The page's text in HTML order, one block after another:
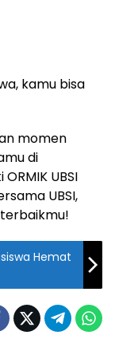
kamu bisa
momen
di
UBSI
UBSI,
Hemat